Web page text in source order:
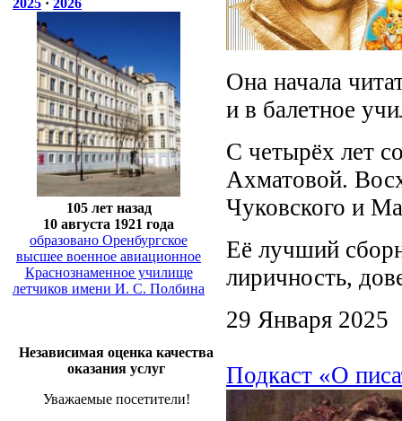
2025 · 2026
105 лет назад
10 августа 1921 года
образовано Оренбургское
высшее военное авиационное
Краснознаменное училище
летчиков имени И. С. Полбина
Независимая оценка качества
оказания услуг
Уважаемые посетители!
Она начала
и в балетное
С четырёх лет
Ахматовой.
Чуковского и
Её лучший
лиричность,
29 Января 2025
Подкаст «О